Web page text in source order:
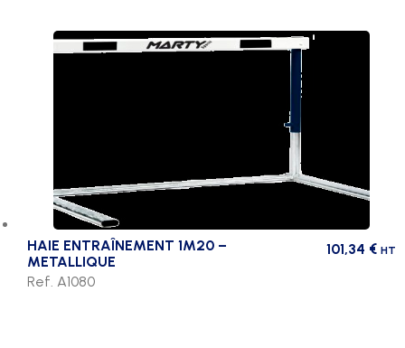
HAIE ENTRAÎNEMENT 1M20 –
METALLIQUE
101,34 € HT
Ref. A1080